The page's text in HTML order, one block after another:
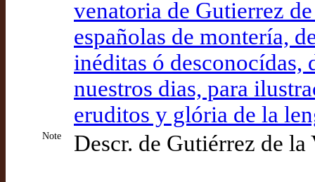
venatoria de Gutierrez
españolas de montería,
inéditas ó desconocídas,
nuestros dias, para
eruditos y glória de la
Note Descr. de Gutiérrez de la